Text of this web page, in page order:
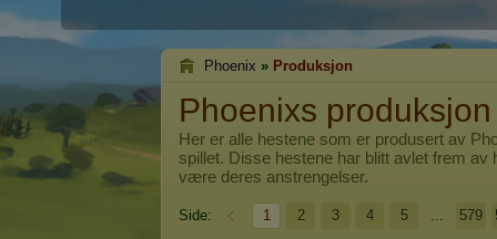
Phoenix » Produksjon
Phoenixs produksjon
Her er alle hestene som er produsert av
spillet. Disse hestene har blitt avlet frem av
være deres anstrengelser.
Side: 1 2 3 4 5 ... 579